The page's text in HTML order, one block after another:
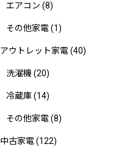
エアコン (8)
その他家電(1)
アウトレット家電(40)
洗濯機 (20)
冷蔵庫(14)
その他家電(8)
中古家電(122)